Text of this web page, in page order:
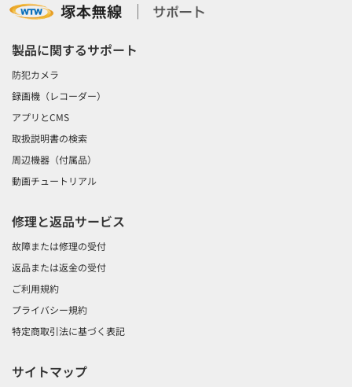
製品に関するサポート
防犯カメラ
録画機（レコーダー）
アプリとCMS
取扱説明書の検索
周辺機器（付属品）
動画チュートリアル
修理と返品サービス
故障または修理の受付
返品または返金の受付
ご利用規約
プライバシー規約
特定商取引法に基づく表記
サイトマップ